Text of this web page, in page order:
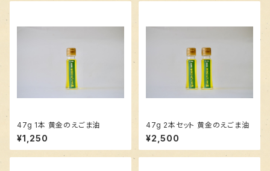
47g 1本 黄金のえごま油
¥1,250
47g 2本セット 黄金のえごま油
¥2,500